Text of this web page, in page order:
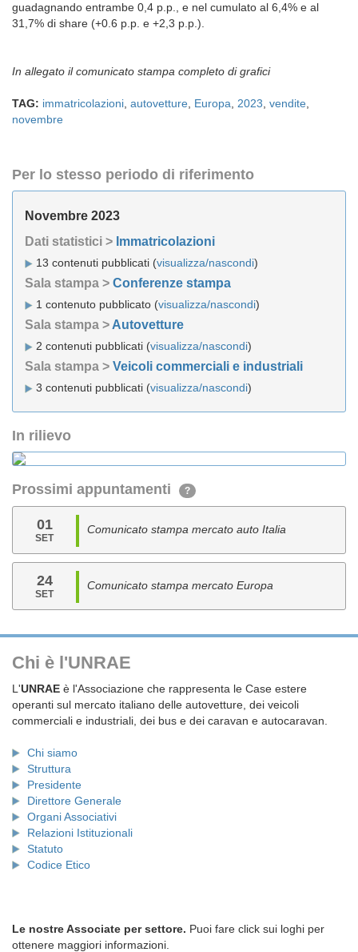
guadagnando entrambe 0,4 p.p., e nel cumulato al 6,4% e al
31,7% di share (+0.6 p.p. e +2,3 p.p.).
In allegato il comunicato stampa completo di grafici
TAG: immatricolazioni autovetture Europa 2023 vendite
novembre
Per lo stesso periodo di riferimento
Novembre 2023
Dati statistici > Immatricolazioni
13 contenuti pubblicati (visualizza/nascondi)
Sala stampa > Conferenze stampa
1 contenuto pubblicato (visualizza/nascondi)
Sala stampa > Autovetture
2 contenuti pubblicati (visualizza/nascondi)
Sala stampa > Veicoli commerciali e industriali
3 contenuti pubblicati (visualizza/nascondi)
In rilievo
Prossimi appuntamenti ?
01
SET
Comunicato stampa mercato auto Italia
24
SET
Comunicato stampa mercato Europa
Chi è l'UNRAE
L'UNRAE è l'Associazione che rappresenta le Case estere
operanti sul mercato italiano delle autovetture, dei veicoli
commerciali e industriali, dei bus e dei caravan e autocaravan.
Chi siamo
Struttura
Presidente
Direttore Generale
Organi Associativi
Relazioni Istituzionali
Statuto
Codice Etico
Le nostre Associate per settore. Puoi fare click sui loghi per
ottenere maggiori informazioni.